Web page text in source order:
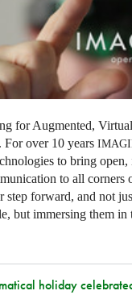
for Augmented,
For over 10 years
to bring
to all
step forward, and not
but immersing them in
holiday